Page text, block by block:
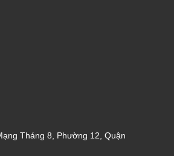
Tháng 8, Phường 12, Quận